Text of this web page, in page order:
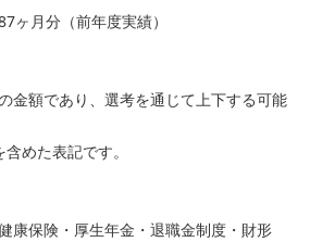
月分（前年度実績）
金額であり、選考を通じて上下する可能
めた表記です。
康保険・厚生年金・退職金制度・財形